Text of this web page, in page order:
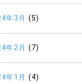
年3月 (5)
年2月 (7)
年1月 (4)